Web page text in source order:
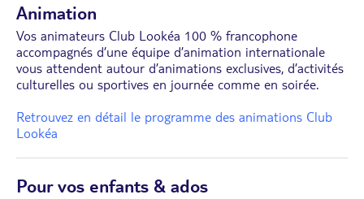
Animation
Vos animateurs Club Lookéa 100 % francophone
accompagnés d’une équipe d’animation internationale
vous attendent autour d’animations exclusives, d’activités
culturelles ou sportives en journée comme en soirée.
Retrouvez en détail le programme des animations Club
Lookéa
Pour vos enfants & ados